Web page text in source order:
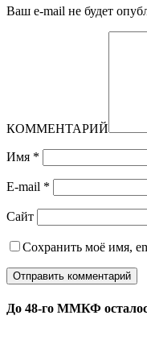
Ваш e-mail не будет
КОММЕНТАРИЙ
Имя *
E-mail *
Сайт
Сохранить моё имя,
До 48-го ММКФ